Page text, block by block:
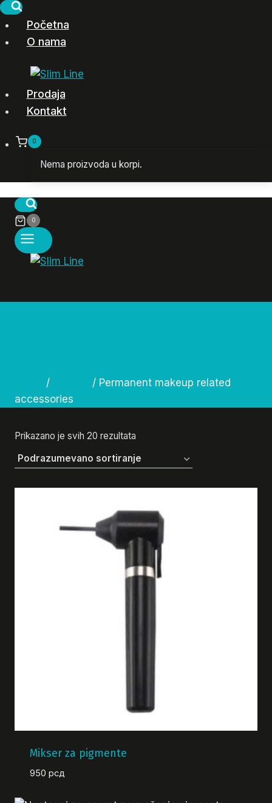
Skip
to
content
Početna
O nama
Prodaja
Kontakt
0
Nema proizvoda u korpi.
0
/ / Permanent makeup related
accessories
Prikazano je svih 20 rezultata
Mikser za pigmente
950 рсд